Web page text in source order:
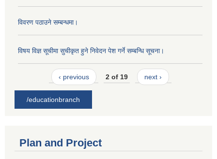
विवरण पठाउने सम्बन्धमा।
विषय विज्ञ सूचीमा सुचीकृत हुने निवेदन पेश गर्ने सम्बन्धि सूचना।
‹ previous 2 of 19 next ›
/educationbranch
Plan and Project